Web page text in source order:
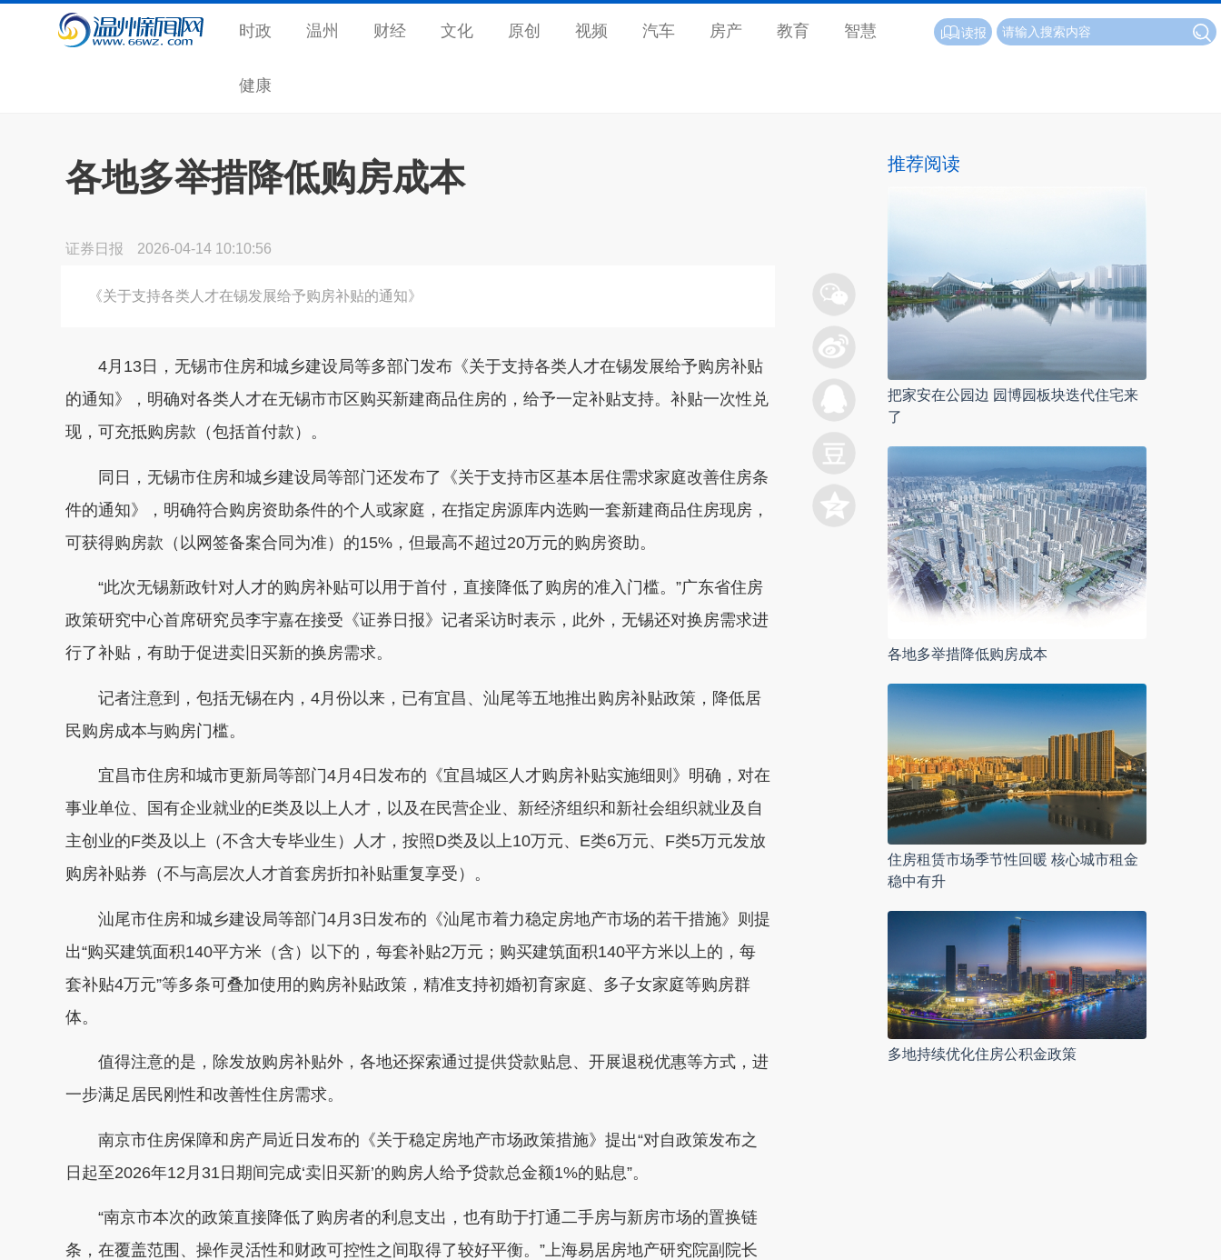
时政 温州 财经 文化 原创 视频 汽车 房产 教育 智慧
健康
读报
各地多举措降低购房成本
证券日报 2026-04-14 10:10:56
《关于支持各类人才在锡发展给予购房补贴的通知》
4月13日，无锡市住房和城乡建设局等多部门发布《关于支持各类人才在锡发展给予购房补贴
的通知》，明确对各类人才在无锡市市区购买新建商品住房的，给予一定补贴支持。补贴一次性兑
现，可充抵购房款（包括首付款）。
同日，无锡市住房和城乡建设局等部门还发布了《关于支持市区基本居住需求家庭改善住房条
件的通知》，明确符合购房资助条件的个人或家庭，在指定房源库内选购一套新建商品住房现房，
可获得购房款（以网签备案合同为准）的15%，但最高不超过20万元的购房资助。
“此次无锡新政针对人才的购房补贴可以用于首付，直接降低了购房的准入门槛。”广东省住房
政策研究中心首席研究员李宇嘉在接受《证券日报》记者采访时表示，此外，无锡还对换房需求进
行了补贴，有助于促进卖旧买新的换房需求。
记者注意到，包括无锡在内，4月份以来，已有宜昌、汕尾等五地推出购房补贴政策，降低居
民购房成本与购房门槛。
宜昌市住房和城市更新局等部门4月4日发布的《宜昌城区人才购房补贴实施细则》明确，对在
事业单位、国有企业就业的E类及以上人才，以及在民营企业、新经济组织和新社会组织就业及自
主创业的F类及以上（不含大专毕业生）人才，按照D类及以上10万元、E类6万元、F类5万元发放
购房补贴券（不与高层次人才首套房折扣补贴重复享受）。
汕尾市住房和城乡建设局等部门4月3日发布的《汕尾市着力稳定房地产市场的若干措施》则提
出“购买建筑面积140平方米（含）以下的，每套补贴2万元；购买建筑面积140平方米以上的，每
套补贴4万元”等多条可叠加使用的购房补贴政策，精准支持初婚初育家庭、多子女家庭等购房群
体。
值得注意的是，除发放购房补贴外，各地还探索通过提供贷款贴息、开展退税优惠等方式，进
一步满足居民刚性和改善性住房需求。
南京市住房保障和房产局近日发布的《关于稳定房地产市场政策措施》提出“对自政策发布之
日起至2026年12月31日期间完成‘卖旧买新’的购房人给予贷款总金额1%的贴息”。
“南京市本次的政策直接降低了购房者的利息支出，也有助于打通二手房与新房市场的置换链
条，在覆盖范围、操作灵活性和财政可控性之间取得了较好平衡。”上海易居房地产研究院副院长
推荐阅读
把家安在公园边 园博园板块迭代住宅来
了
各地多举措降低购房成本
住房租赁市场季节性回暖 核心城市租金
稳中有升
多地持续优化住房公积金政策